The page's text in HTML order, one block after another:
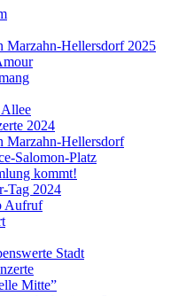
Marzahn-Hellersdorf 2025
2024
Marzahn-Hellersdorf
Salomon-Platz
kommt!
Tag 2024
Aufruf
Stadt
Mitte”